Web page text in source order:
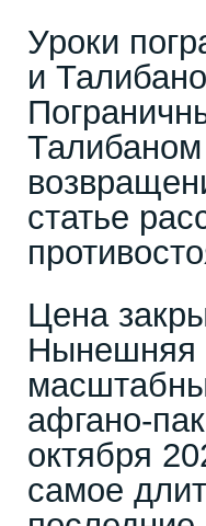
Уроки
и
статье
Цена
Нынешняя
афгано-
октября
самое